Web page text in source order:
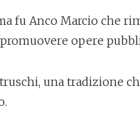
fu Anco Marcio che
opere
una tradizione